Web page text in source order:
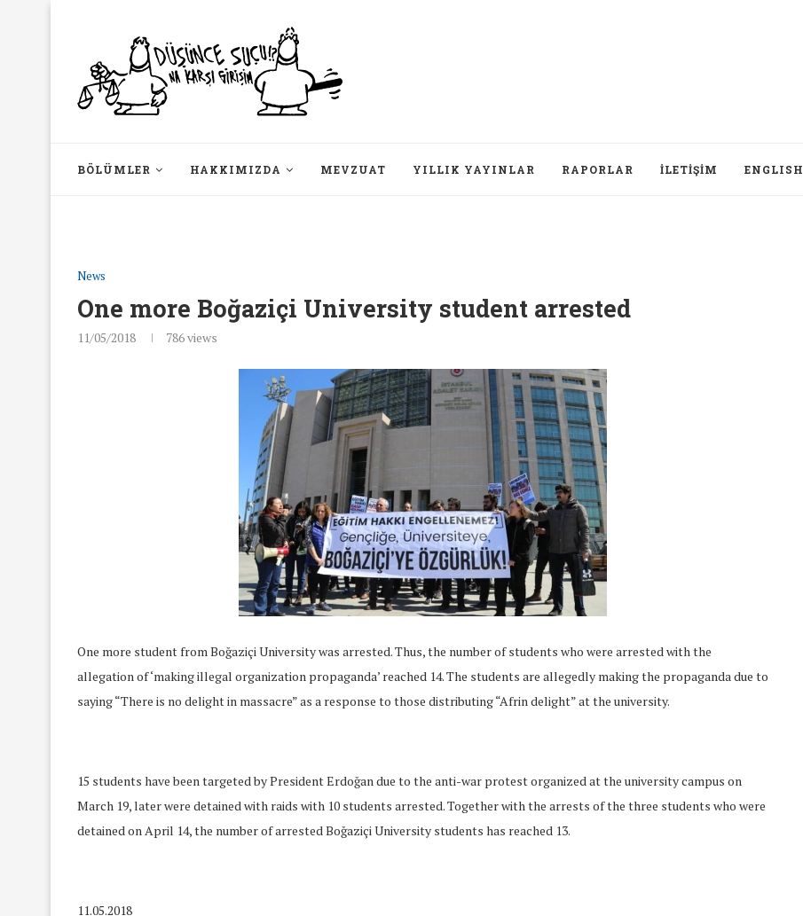
BÖLÜMLER HAKKIMIZDA MEVZUAT YILLIK YAYINLAR RAPORLAR İLETIŞIM ENGLISH
News
One more Boğaziçi University student arrested
11/05/2018 786views
One more student from Boğaziçi University was arrested. Thus, the number of students who were arrested with the
allegation of ‘making illegal organization propaganda’ reached 14. The students are allegedly making the propaganda due to
saying “There is no delight in massacre” as a response to those distributing “Afrin delight” at the university.
15 students have been targeted by President Erdoğan due to the anti-war protest organized at the university campus on
March 19, later were detained with raids with 10 students arrested. Together with the arrests of the three students who were
detained on April 14, the number of arrested Boğaziçi University students has reached 13.
11.05.2018